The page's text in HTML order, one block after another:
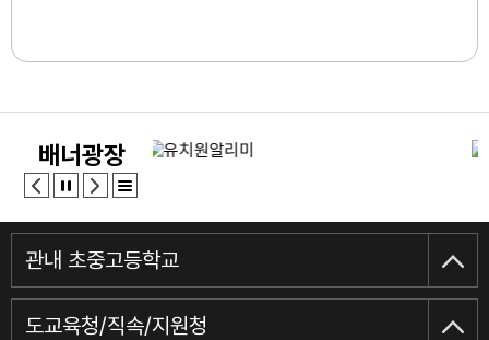
배너광장
관내 초중고등학교
도교육청/직속/지원청